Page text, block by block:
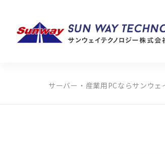
製品カテゴ
メーカーか
サーバー・産業用PCならサンウェ